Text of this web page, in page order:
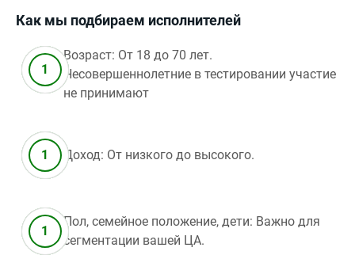
Как мы подбираем исполнителей
Возраст: От 18 до 70 лет.
Несовершеннолетние в тестировании участие
не принимают
Доход: От низкого до высокого.
Пол, семейное положение, дети: Важно для
сегментации вашей ЦА.